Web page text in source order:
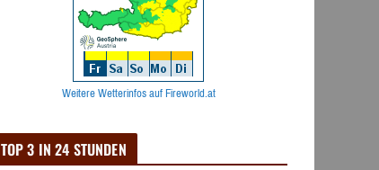
Weitere Wetterinfos auf Fireworld.at
TOP 3 IN 24 STUNDEN